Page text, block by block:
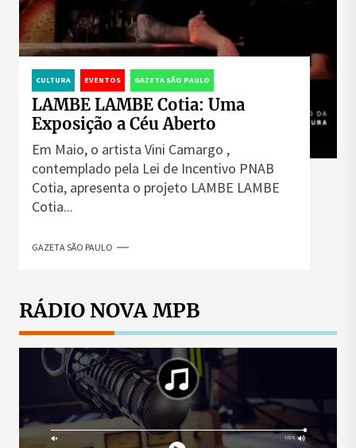
CULTURA EVENTOS GAZETA SÃO PAULO
LAMBE LAMBE Cotia: Uma
Exposição a Céu Aberto
Em Maio, o artista Vini Camargo ,
contemplado pela Lei de Incentivo PNAB
Cotia, apresenta o projeto LAMBE LAMBE
Cotia...
GAZETA SÃO PAULO
RÁDIO NOVA MPB